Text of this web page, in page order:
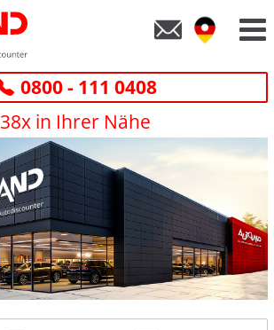
0800 - 111 0408
38x in Ihrer Nähe